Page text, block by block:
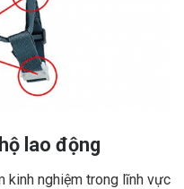
lao động
kinh nghiệm trong lĩnh vực